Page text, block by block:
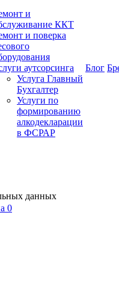
и
ККТ
и поверка
аутсорсинга
Услуга Главный
Бухгалтер
Услуги по
формированию
алкодекларации
в ФСРАР
Блог
данных
0